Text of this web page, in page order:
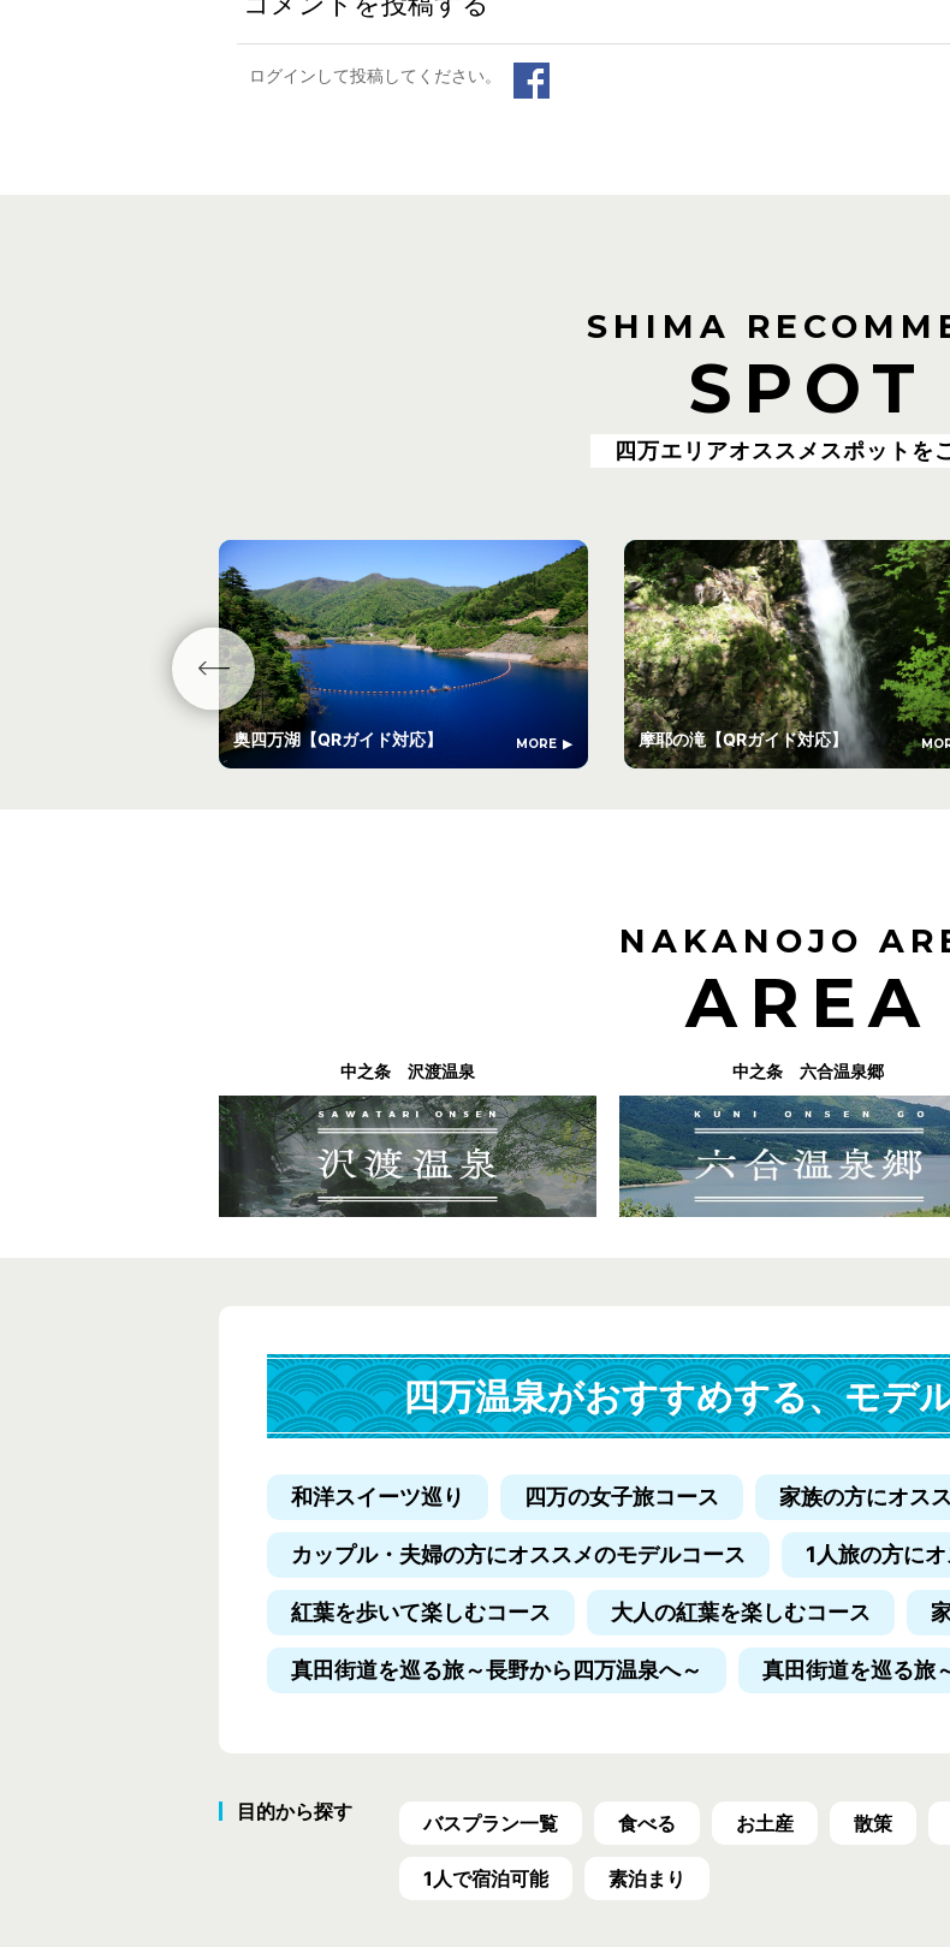
ログインして投稿してください。
SHIMA
SPOT
四万エリアオススメスポットを
奥四万湖【QRガイド対応】 MORE 摩耶の滝【QRガイド対応】
NAKANOJO
AREA
中之条 沢渡温泉 中之条 六合温泉郷
四万温泉がおすすめする、モデ
和洋スイーツ巡り 四万の女子旅コース 家族の方にオス
カップル・夫婦の方にオススメのモデルコース 1人旅の方に
紅葉を歩いて楽しむコース 大人の紅葉を楽しむコース
真田街道を巡る旅～長野から四万温泉へ～ 真田街道を巡る旅
目的から探す バスプラン一覧 食べる お土産 散策
1人で宿泊可能 素泊まり